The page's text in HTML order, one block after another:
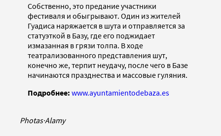
Собственно, это предание участники
фестиваля и обыгрывают. Один из жителей
Гуадиса наряжается в шута и отправляется за
статуэткой в Базу, где его поджидает
измазанная в грязи толпа. В ходе
театрализованного представления шут,
конечно же, терпит неудачу, после чего в Базе
начинаются празднества и массовые гуляния.
Подробнее: www.ayuntamientodebaza.es
Photas·Alamy